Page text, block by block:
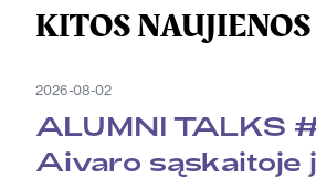
KITOS NAUJIENOS
2026-08-02
ALUMNI TALKS
Aivaro sąskaitoje